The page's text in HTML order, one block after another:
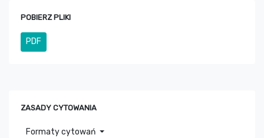
POBIERZ PLIKI
PDF
ZASADY CYTOWANIA
Formaty cytowań